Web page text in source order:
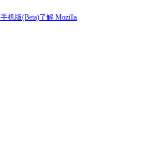
手机版(Beta)了解 Mozilla